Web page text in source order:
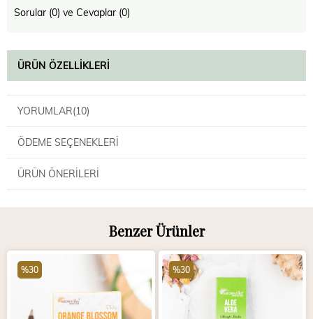
Sorular (0) ve Cevaplar (0)
ÜRÜN ÖZELLIKLERI
YORUMLAR(10)
ÖDEME SEÇENEKLERI
ÜRÜN ÖNERILERI
Benzer Ürünler
%30 %30